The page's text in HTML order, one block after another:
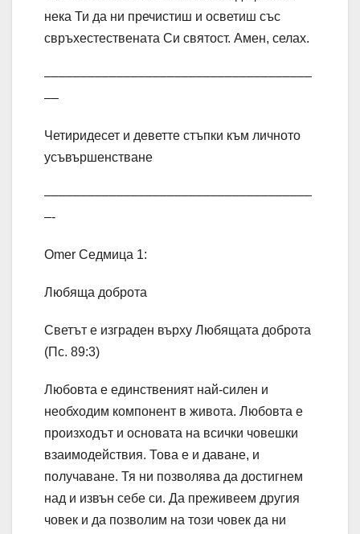
нека Ти да ни пречистиш и осветиш със
свръхестествената Си святост. Амeн, селах.
–––––––––––––––––––––––––––––––––––––
––
Четиридесет и деветте стъпки към личното
усъвършенстване
–––––––––––––––––––––––––––––––––––––
–-
Omer Седмица 1:
Любяща доброта
Светът е изграден върху Любящата доброта
(Пс. 89:3)
Любовта е единственият най-силен и
необходим компонент в живота. Любовта е
произходът и основата на всички човешки
взаимодействия. Това е и даване, и
получаване. Тя ни позволява да достигнем
над и извън себе си. Да преживеем другия
човек и да позволим на този човек да ни